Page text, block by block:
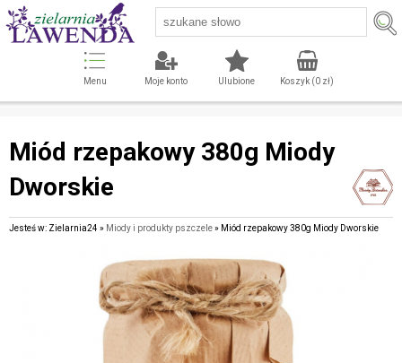
Menu Moje konto Ulubione Koszyk (0zł)
Miód rzepakowy 380g Miody
Dworskie
Jesteś w: Zielarnia24 » Miody i produkty pszczele» Miód rzepakowy 380g Miody Dworskie